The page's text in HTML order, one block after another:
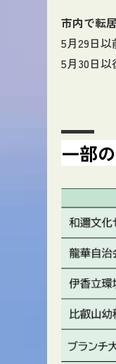
市内で転
5月29日
5月30日
一部